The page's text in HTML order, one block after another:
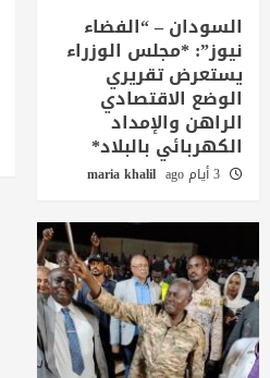
السودان – “الفضاء
نيوز”: *مجلس الوزراء
يستعرض تقريري
الوضع الاقتصادي
الراهن والإمداد
الكهربائي بالبلاد*
3 أيام ago maria khalil